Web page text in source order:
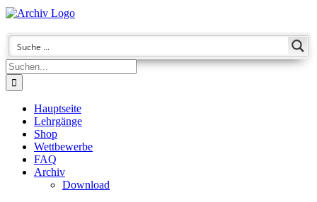
Suche
nach:
Hauptseite
Lehrgänge
Shop
Wettbewerbe
FAQ
Archiv
Download